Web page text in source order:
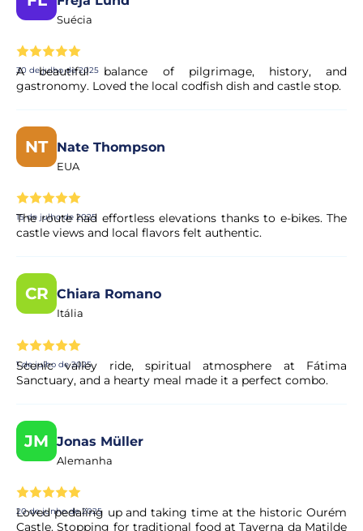
Suécia
30 de julho de 2025
A beautiful balance of pilgrimage, history, and
gastronomy. Loved the local codfish dish and castle stop.
NT Nate Thompson
EUA
15 de julho de 2025
The route had effortless elevations thanks to e-bikes. The
castle views and local flavors felt authentic.
CR Chiara Romano
Itália
1 de julho de 2025
Scenic valley ride, spiritual atmosphere at Fátima
Sanctuary, and a hearty meal made it a perfect combo.
JM Jonas Müller
Alemanha
20 de junho de 2025
Loved pedaling up and taking time at the historic Ourém
Castle. Stopping for traditional food at Taverna da Matilde